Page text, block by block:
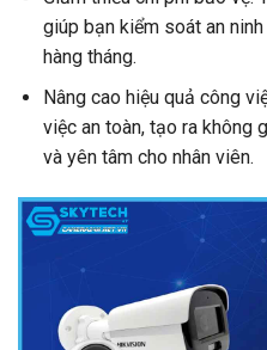
giúp bạn kiểm soát an
hàng tháng.
Nâng cao hiệu quả công
việc an toàn, tạo ra không
và yên tâm cho nhân viên.